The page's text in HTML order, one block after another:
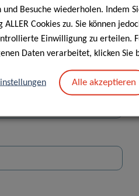
Besuche wiederholen. Indem
Cookies zu. Sie können
Einwilligung zu erteilen.
Daten verarbeitet, klicken Sie
Alle akzeptieren